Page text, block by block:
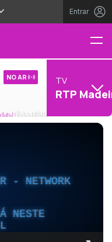
Entrar
NO AR TV
RTP
- NETWORK
NESTE